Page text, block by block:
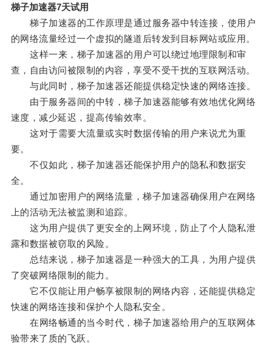
梯子加速器7天试用
梯子加速器的工作原理是通过服务器中转连接，使用户
的网络流量经过一个虚拟的隧道后转发到目标网站或应用。
这样一来，梯子加速器的用户可以绕过地理限制和审
查，自由访问被限制的内容，享受不受干扰的互联网活动。
与此同时，梯子加速器还能提供稳定快速的网络连接。
由于服务器间的中转，梯子加速器能够有效地优化网络
速度，减少延迟，提高传输效率。
这对于需要大流量或实时数据传输的用户来说尤为重
要。
不仅如此，梯子加速器还能保护用户的隐私和数据安
全。
通过加密用户的网络流量，梯子加速器确保用户在网络
上的活动无法被监测和追踪。
这为用户提供了更安全的上网环境，防止了个人隐私泄
露和数据被窃取的风险。
总结来说，梯子加速器是一种强大的工具，为用户提供
了突破网络限制的能力。
它不仅能让用户畅享被限制的网络内容，还能提供稳定
快速的网络连接和保护个人隐私安全。
在网络畅通的当今时代，梯子加速器给用户的互联网体
验带来了质的飞跃。